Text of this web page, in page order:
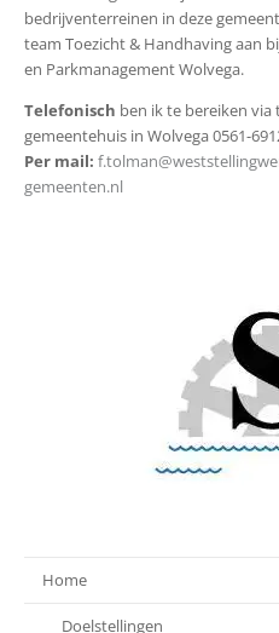
bedrijventerreinen in deze
team Toezicht & Handhaving aan
en Parkmanagement Wolvega.
Telefonisch ben ik te bereiken
gemeentehuis in Wolvega 0561-
Per mail:
gemeenten.nl
Home
Doelstellingen